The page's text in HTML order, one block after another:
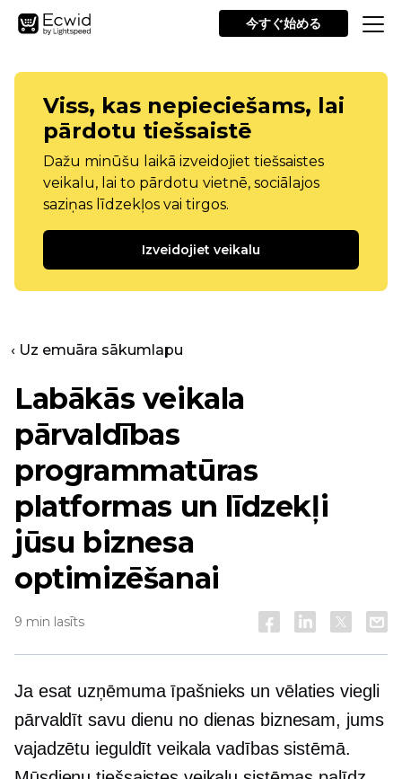
今すぐ始める
Viss, kas nepieciešams, lai
pārdotu tiešsaistē
Dažu minūšu laikā izveidojiet tiešsaistes
veikalu, lai to pārdotu vietnē, sociālajos
saziņas līdzekļos vai tirgos.
Izveidojiet veikalu
‹ Uz emuāra sākumlapu
Labākās veikala
pārvaldības
programmatūras
platformas un līdzekļi
jūsu biznesa
optimizēšanai
9 min lasīts
Ja esat uzņēmuma īpašnieks un vēlaties viegli
pārvaldīt savu dienu no dienas biznesam, jums
vajadzētu ieguldīt veikala vadības sistēmā.